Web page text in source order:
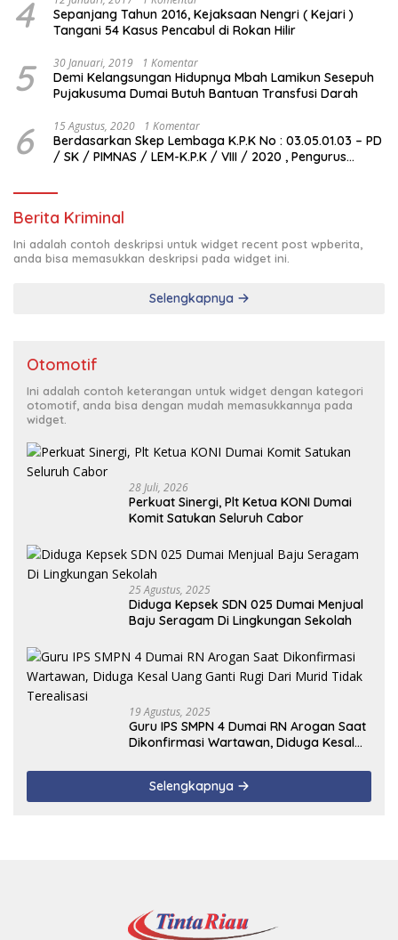
4
Sepanjang Tahun 2016, Kejaksaan Nengri ( Kejari )
Tangani 54 Kasus Pencabul di Rokan Hilir
5 30 Januari, 2019 1 Komentar
Demi Kelangsungan Hidupnya Mbah Lamikun Sesepuh
Pujakusuma Dumai Butuh Bantuan Transfusi Darah
6 15 Agustus, 2020 1 Komentar
Berdasarkan Skep Lembaga K.P.K No : 03.05.01.03 – PD
/ SK / PIMNAS / LEM-K.P.K / VIII / 2020 , Pengurus
Berita Kriminal
Ini adalah contoh deskripsi untuk widget recent post wpberita,
anda bisa memasukkan deskripsi pada widget ini.
Selengkapnya
Otomotif
Ini adalah contoh keterangan untuk widget dengan kategori
otomotif, anda bisa dengan mudah memasukkannya pada
widget.
28 Juli, 2026
Perkuat Sinergi, Plt Ketua KONI Dumai
Komit Satukan Seluruh Cabor
25 Agustus, 2025
Diduga Kepsek SDN 025 Dumai Menjual
Baju Seragam Di Lingkungan Sekolah
19 Agustus, 2025
Guru IPS SMPN 4 Dumai RN Arogan Saat
Dikonfirmasi Wartawan, Diduga Kesal
Terealisasi
Selengkapnya